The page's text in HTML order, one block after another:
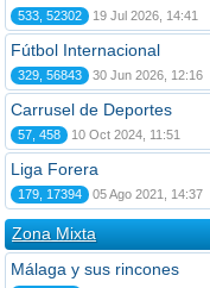
533, 52302 19 Jul 2026, 14:41
Fútbol Internacional
329, 56843 30 Jun 2026, 12:16
Carrusel de Deportes
57, 458 10 Oct 2024, 11:51
Liga Forera
179, 17394 05 Ago 2021, 14:37
Zona Mixta
Málaga y sus rincones